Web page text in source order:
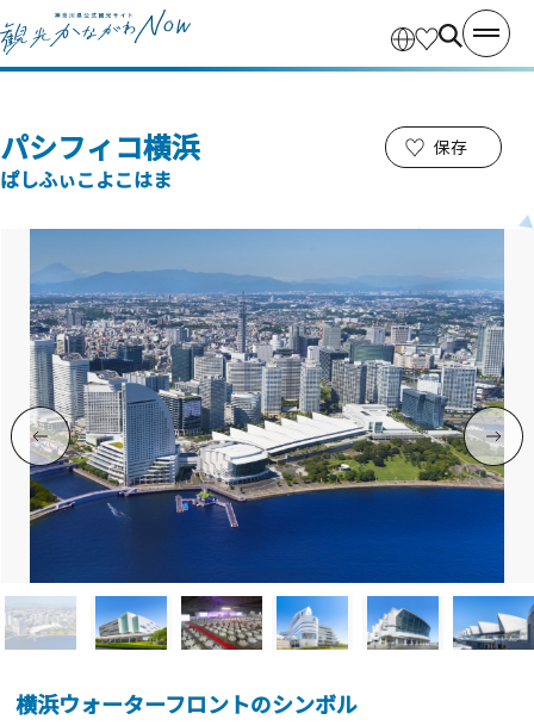
パシフィコ横浜
ぱしふぃこよこはま
保存
横浜ウォーターフロントのシンボル